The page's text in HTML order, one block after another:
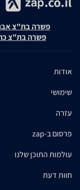
פשרה בת"צ אבנצ'יק
פשרה בת"צ כהנים
אודות
שימושי
עזרה
פרסום ב-zap
עולמות התוכן שלנו
חוות דעת